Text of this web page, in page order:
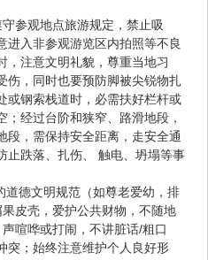
参观地点旅游规定，禁止吸
进入非参观游览区内拍照等不良
，注意文明礼貌，尊重当地习
伤，同时也要预防脚被尖锐物扎
或钢索栈道时，必需扶好栏杆或
经过台阶和狭窄、路滑地段，
段，需保持安全距离，走安全通
止跌落、扎伤、 触电、坍塌等事
德文明规范（如尊老爱幼，排
皮壳，爱护公共财物，不随地
喧哗或打闹，不讲脏话/粗口
突；始终注意维护个人良好形